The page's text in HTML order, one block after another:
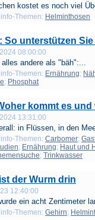
kostet es noch viel
Themen: Helminthosen
So unterstützen
08:00:00
alles andere als "bäh":...
Themen: Ernährung;
; Phosphat
kommt es
13:31:00
in Flüssen, in den
Themen: Carbomer;
; Ernährung; Haut und
; Trinkwasser
der Wurm drin
12:40:00
ein acht Zentimeter
Themen: Gehirn;